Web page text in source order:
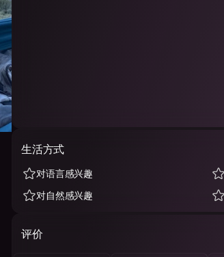
生活方式
对语言感兴趣
对自然感兴趣
评价